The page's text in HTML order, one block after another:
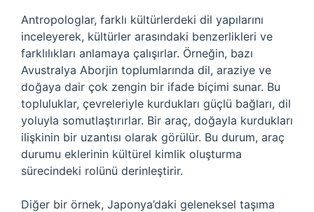
Antropologlar, farklı kültürlerdeki dil yapılarını
inceleyerek, kültürler arasındaki benzerlikleri ve
farklılıkları anlamaya çalışırlar. Örneğin, bazı
Avustralya Aborjin toplumlarında dil, araziye ve
doğaya dair çok zengin bir ifade biçimi sunar. Bu
topluluklar, çevreleriyle kurdukları güçlü bağları, dil
yoluyla somutlaştırırlar. Bir araç, doğayla kurdukları
ilişkinin bir uzantısı olarak görülür. Bu durum, araç
durumu eklerinin kültürel kimlik oluşturma
sürecindeki rolünü derinleştirir.
Diğer bir örnek, Japonya’daki geleneksel taşıma